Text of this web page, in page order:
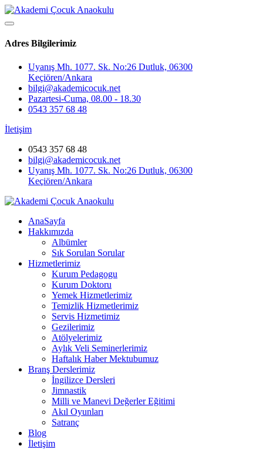
Adres Bilgilerimiz
Uyanış Mh. 1077. Sk. No:26 Dutluk, 06300
Keçiören/Ankara
bilgi@akademicocuk.net
Pazartesi-Cuma, 08.00 - 18.30
0543 357 68 48
İletişim
0543 357 68 48
bilgi@akademicocuk.net
Uyanış Mh. 1077. Sk. No:26 Dutluk, 06300
Keçiören/Ankara
AnaSayfa
Hakkımızda
Albümler
Sık Sorulan Sorular
Hizmetlerimiz
Kurum Pedagogu
Kurum Doktoru
Yemek Hizmetlerimiz
Temizlik Hizmetlerimiz
Servis Hizmetimiz
Gezilerimiz
Atölyelerimiz
Aylık Veli Seminerlerimiz
Haftalık Haber Mektubumuz
Branş Derslerimiz
İngilizce Dersleri
Jimnastik
Milli ve Manevi Değerler Eğitimi
Akıl Oyunları
Satranç
Blog
İletişim